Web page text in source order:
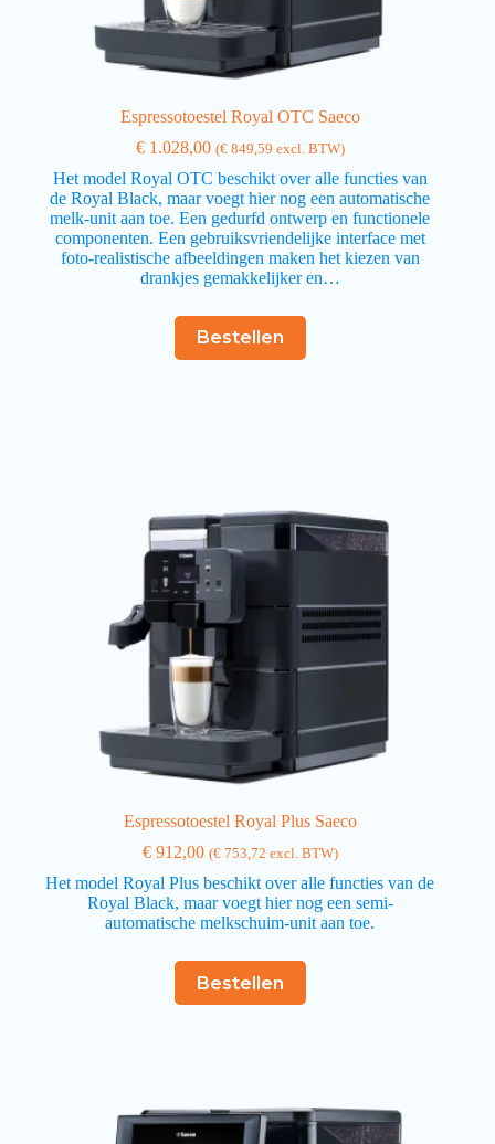
Espressotoestel Royal OTC Saeco
€1.028,00 (€849,59 excl. BTW)
Het model Royal OTC beschikt over alle functies van
de Royal Black, maar voegt hier nog een automatische
melk-unit aan toe. Een gedurfd ontwerp en functionele
componenten. Een gebruiksvriendelijke interface met
foto-realistische afbeeldingen maken het kiezen van
drankjes gemakkelijker en…
Bestellen
Espressotoestel Royal Plus Saeco
€912,00 (€753,72 excl. BTW)
Het model Royal Plus beschikt over alle functies van de
Royal Black, maar voegt hier nog een semi-
automatische melkschuim-unit aan toe.
Bestellen